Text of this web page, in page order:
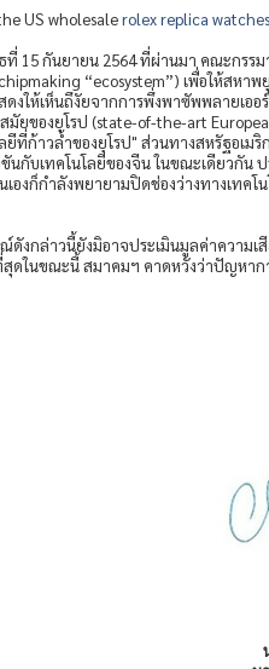
US wholesalerolex replica watches
ที่ 15 กันยายน 2564 ที่ผ่านมา คณะกรรม
“ecosystem”) เพื่อให้สห
งให้เห็นถึงัยจากการพึ่งพาซัพพลายเอ
มัยของยุโรป (state-of-the-art
ยีที่ก้าวล้ำของยุโรป" ส่วนทางสหรัฐอเม
นกับเทคโนโลยีของจีน ในขณะเดียวกัน
เองก็กำลังพยายามปิดช่องว่างทางเทค
ดังกล่าวนี้ยังมิอาจประเมินมูลค่าความเ
ดในขณะนี้ สมาคมฯ คาดหวังว่าปัญหาก